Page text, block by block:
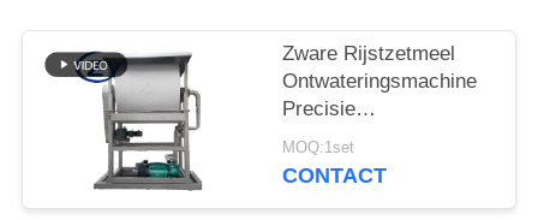
Zware Rijstzetmeel
Ontwateringsmachine
Precisie
Ontwateringsapparaat
voor
MOQ:1set
CONTACT